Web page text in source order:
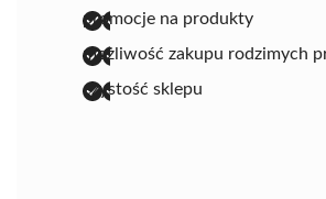
promocje na produkty
możliwość zakupu rodzimych
czystość sklepu